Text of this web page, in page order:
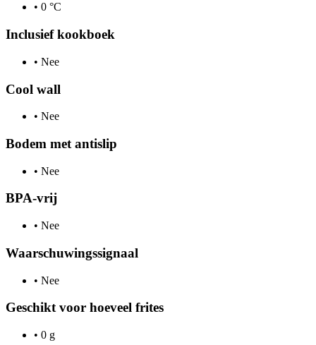
• 0 °C
Inclusief kookboek
• Nee
Cool wall
• Nee
Bodem met antislip
• Nee
BPA-vrij
• Nee
Waarschuwingssignaal
• Nee
Geschikt voor hoeveel frites
• 0 g